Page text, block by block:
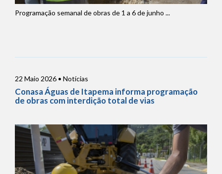
Programação semanal de obras de 1 a 6 de junho ...
22 Maio 2026 • Notícias
Conasa Águas de Itapema informa programação
de obras com interdição total de vias